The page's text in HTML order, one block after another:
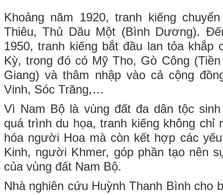
Khoảng năm 1920, tranh kiếng
Thiêu, Thủ Dầu Một (Bình Dương).
1950, tranh kiếng bắt đầu lan tỏa khắp
Kỳ, trong đó có Mỹ Tho, Gò Công
Giang) và thâm nhập vào cả cộng
Vinh, Sóc Trăng,…
Vì Nam Bộ là vùng đất đa dân tộc
quá trình du họa, tranh kiếng không chỉ
hóa người Hoa mà còn kết hợp các
Kinh, người Khmer, góp phần tạo nên
của vùng đất Nam Bộ.
Nhà nghiên cứu Huỳnh Thanh Bình cho